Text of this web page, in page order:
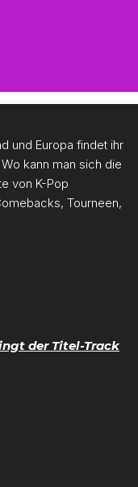
und Europa findet ihr
kann man sich die
von K-Pop
Tourneen,
der Titel-Track